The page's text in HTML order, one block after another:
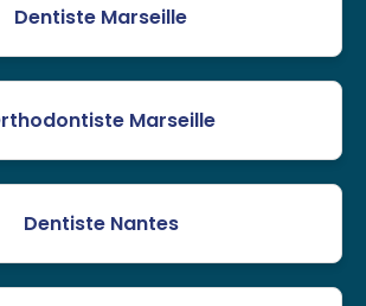
Dentiste Marseille
Marseille
Dentiste Nantes